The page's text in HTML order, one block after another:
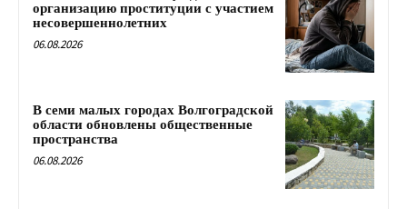
организацию проституции с участием
несовершеннолетних
06.08.2026
В семи малых городах Волгоградской
области обновлены общественные
пространства
06.08.2026